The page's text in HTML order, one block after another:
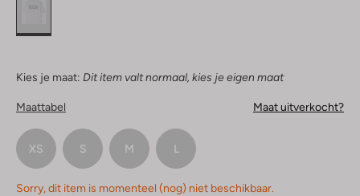
Kies je maat: Dit item valt normaal, kies je eigen maat
Maattabel Maat uitverkocht?
XS S M L
Sorry, dit item is momenteel (nog) niet beschikbaar.